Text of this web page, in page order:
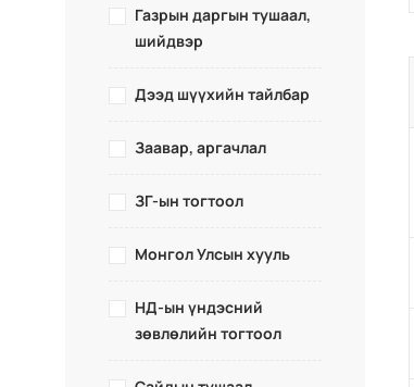
Газрын даргын тушаал,
шийдвэр
Дээд шүүхийн тайлбар
Заавар, аргачлал
ЗГ-ын тогтоол
Монгол Улсын хууль
НД-ын үндэсний
зөвлөлийн тогтоол